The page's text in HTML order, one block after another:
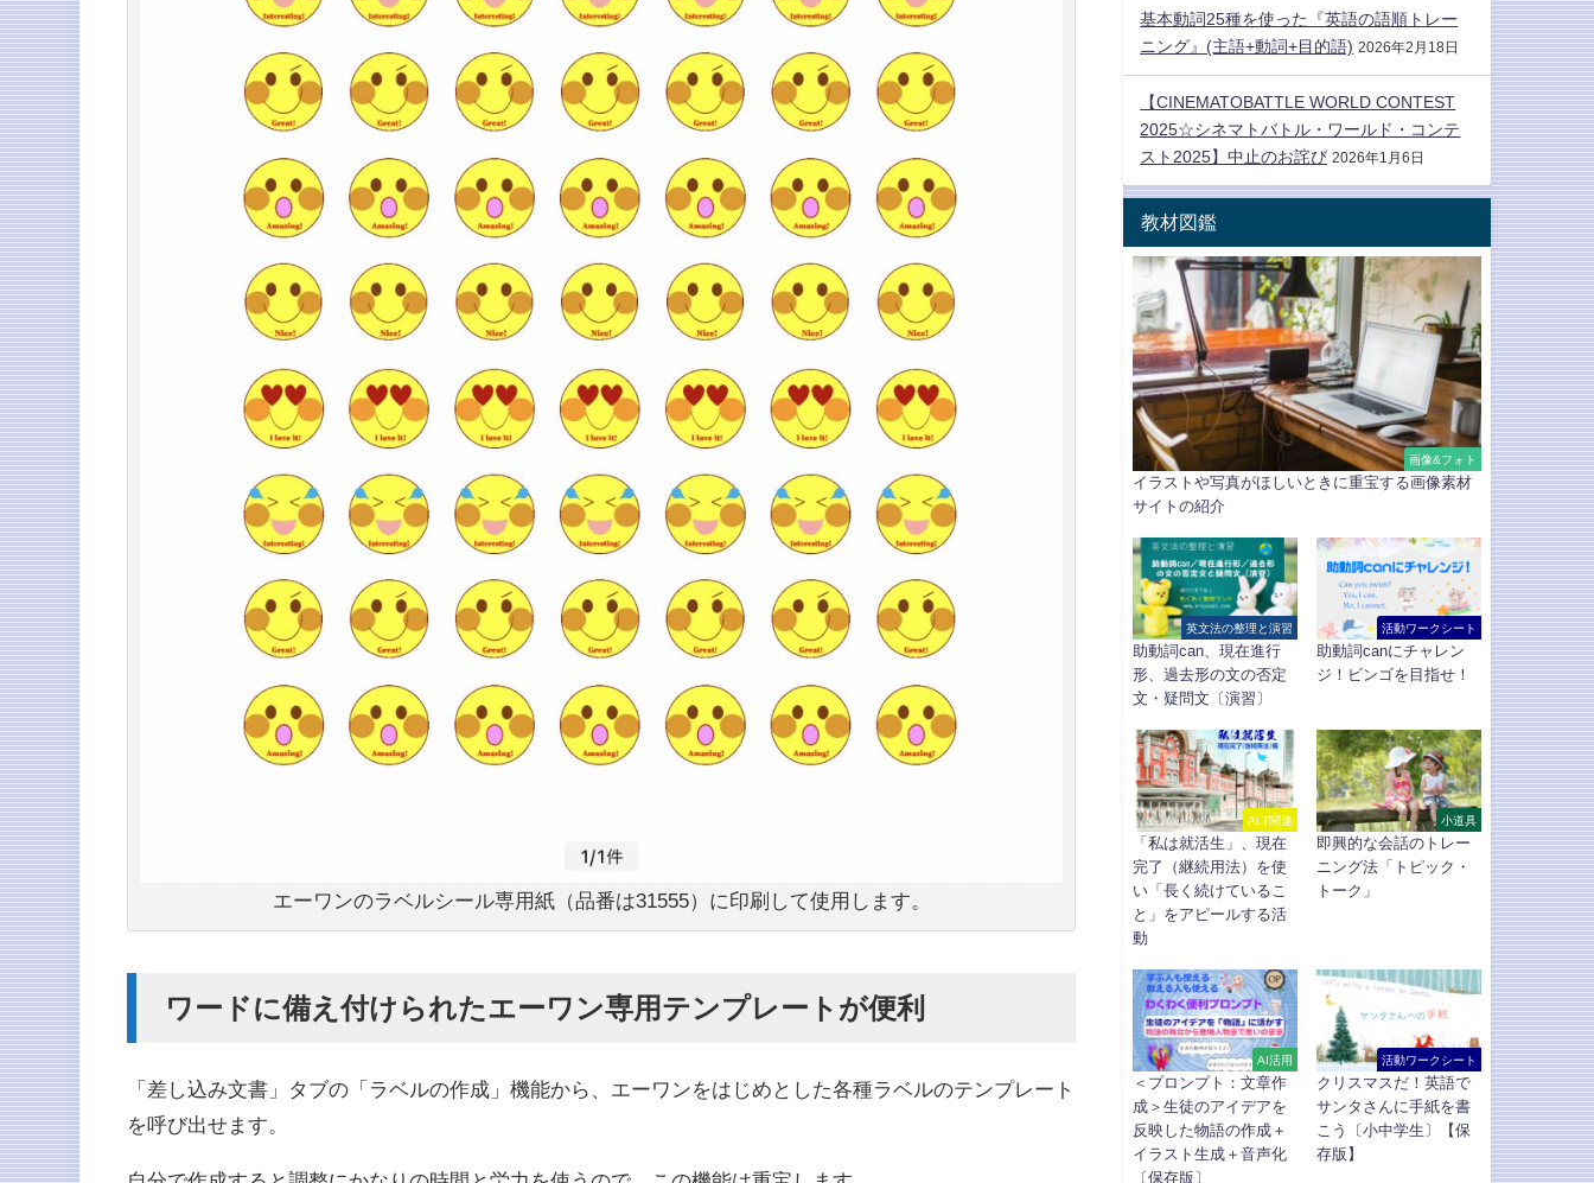
エーワンのラベルシール専用紙（品番は31555）に印刷して使用します。
ワードに備え付けられたエーワン専用テンプレートが便利
「差し込み文書」タブの「ラベルの作成」機能から、エーワンをはじめとした各種ラベルのテンプレート
を呼び出せます。
基本動詞25種を使った『英語の語順トレー
ニング』(主語+動詞+目的語) 2026年2月18日
【CINEMATOBATTLE WORLD CONTEST
2025☆シネマトバトル・ワールド・コンテ
スト2025】中止のお詫び 2026年1月6日
教材図鑑
画像&フォト
イラストや写真がほしいときに重宝する画像素材
サイトの紹介
英文法の整理と演習
助動詞can、現在進行
形、過去形の文の否定
文・疑問文〔演習〕
活動ワークシート
助動詞canにチャレン
ジ！ビンゴを目指せ！
ALT関連
「私は就活生」、現在
完了（継続用法）を使
い「長く続けているこ
と」をアピールする活
動
小道具
即興的な会話のトレー
ニング法「トピック・
トーク」
AI活用
＜プロンプト：文章作
成＞生徒のアイデアを
反映した物語の作成＋
イラスト生成＋音声化
〔保存版〕
活動ワークシート
クリスマスだ！英語で
サンタさんに手紙を書
こう〔小中学生〕【保
存版】